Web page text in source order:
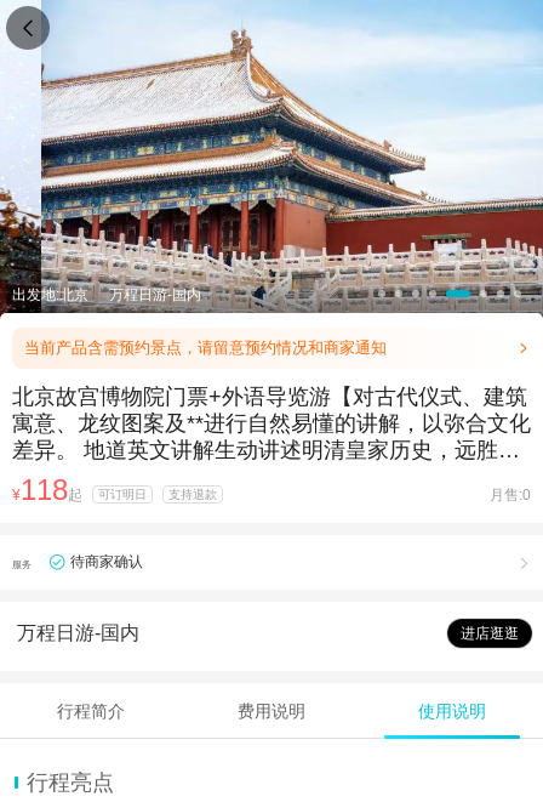
出发地:北京 万程日游-国内
当前产品含需预约景点，请留意预约情况和商家通知 
北京故宫博物院门票+外语导览游【对古代仪式、建筑
寓意、龙纹图案及**进行自然易懂的讲解，以弥合文化
差异。 地道英文讲解生动讲述明清皇家历史，远胜走
马观花式的普通观光。 个性化避峰路线搭配全程英文
指引，专为外国游客、研学团及商务接待打造的理想
¥118起 可订明日 支持退款 月售:0
服务 待商家确认 
万程日游-国内 进店逛逛
行程简介 费用说明 使用说明
行程亮点
